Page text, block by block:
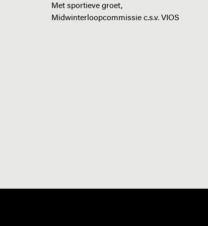
Met sportieve groet,
Midwinterloopcommissie c.s.v. VIOS